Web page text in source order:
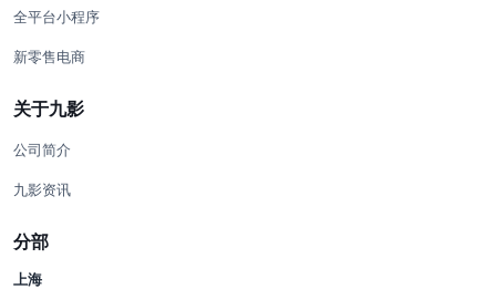
全平台小程序
新零售电商
关于九影
公司简介
九影资讯
分部
上海